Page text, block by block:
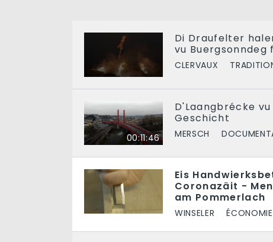
Di Draufelter
vu Buergsonndeg
CLERVAUX
00:11:46
D'Laangbrécke
Geschicht
MERSCH
Eis
Coronazäit -
am Pommerlach
WINSELER ÉCONOMIE